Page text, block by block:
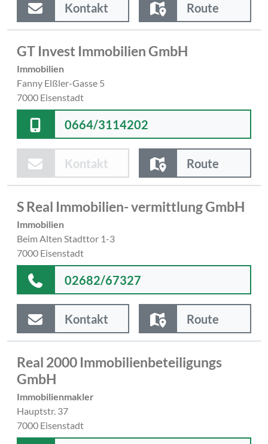
Kontakt Route
GT Invest Immobilien GmbH
Immobilien
Fanny Elßler-Gasse 5
7000 Eisenstadt
0664/3114202
Kontakt Route
S Real Immobilien- vermittlung GmbH
Immobilien
Beim Alten Stadttor 1-3
7000 Eisenstadt
02682/67327
Kontakt Route
Real 2000 Immobilienbeteiligungs
GmbH
Immobilienmakler
Hauptstr. 37
7000 Eisenstadt